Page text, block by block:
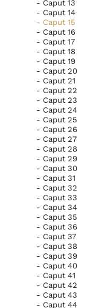
- Caput 13
- Caput 14
- Caput 15
- Caput 16
- Caput 17
- Caput 18
- Caput 19
- Caput 20
- Caput 21
- Caput 22
- Caput 23
- Caput 24
- Caput 25
- Caput 26
- Caput 27
- Caput 28
- Caput 29
- Caput 30
- Caput 31
- Caput 32
- Caput 33
- Caput 34
- Caput 35
- Caput 36
- Caput 37
- Caput 38
- Caput 39
- Caput 40
- Caput 41
- Caput 42
- Caput 43
- Caput 44
maris,
vastatorem
Infirmata
animam
dies,
gladium
ait Dominus.
Vae mihi,
rixae et
feneravi,
maledicunt
Amen,
intercessi
tempore
Numquid